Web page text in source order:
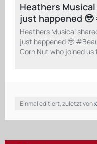
Heathers
just happened 🥹
every single
our singalong!
#Heathers
#Musical
Heathers Musical
just happened 🥹
Corn Nut who joined us
Einmal editiert, zuletzt von